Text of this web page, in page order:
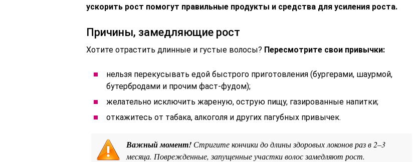
ускорить рост помогут правильные продукты и средства для усиления роста.
Причины, замедляющие рост
Хотите отрастить длинные и густые волосы? Пересмотрите свои привычки:
нельзя перекусывать едой быстрого приготовления (бургерами, шаурмой,
бутербродами и прочим фаст-фудом);
желательно исключить жареную, острую пищу, газированные напитки;
откажитесь от табака, алкоголя и других пагубных привычек.
Важный момент! Стригите кончики до длины здоровых локонов раз в 2–3
месяца. Поврежденные, запущенные участки волос замедляют рост.